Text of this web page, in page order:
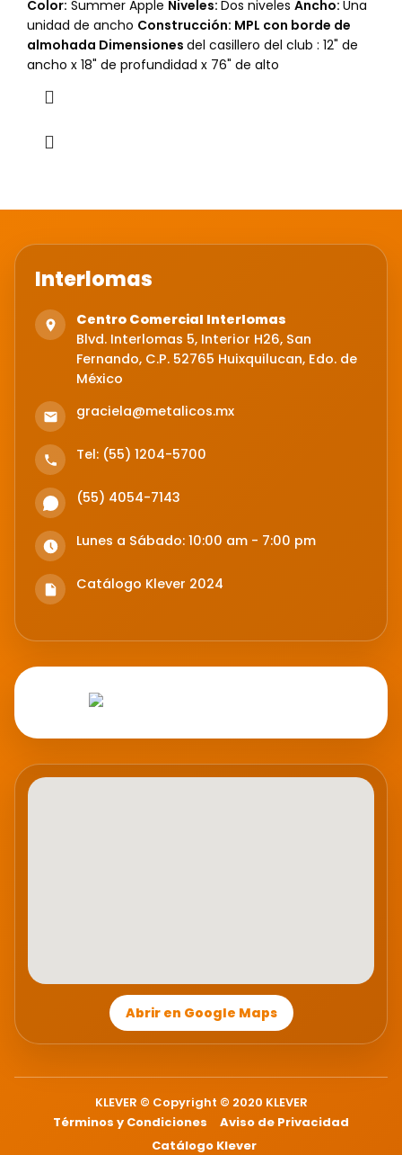
Color: Summer Apple Niveles: Dos niveles Ancho: Una
unidad de ancho Construcción: MPL con borde de
almohada Dimensiones del casillero del club : 12" de
ancho x 18" de profundidad x 76" de alto
Interlomas
Centro Comercial Interlomas
Blvd. Interlomas 5, Interior H26, San
Fernando, C.P. 52765 Huixquilucan, Edo. de
México
graciela@metalicos.mx
Tel: (55) 1204-5700
(55) 4054-7143
Lunes a Sábado: 10:00 am - 7:00 pm
Catálogo Klever 2024
Abrir en Google Maps
KLEVER © Copyright © 2020 KLEVER
Términos y Condiciones
Aviso de Privacidad
Catálogo Klever